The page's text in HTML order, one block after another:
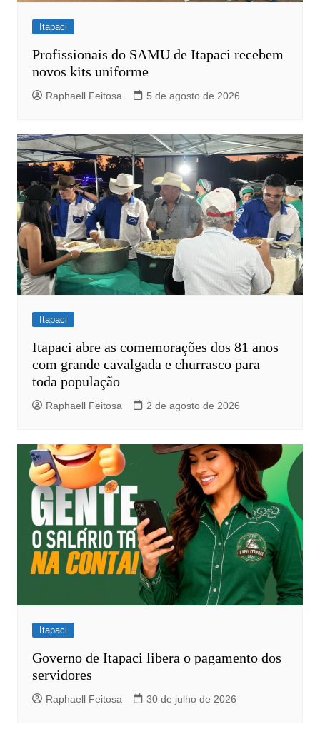
Itapaci
Profissionais do SAMU de Itapaci recebem
novos kits uniforme
Raphaell Feitosa 5 de agosto de 2026
Itapaci
Itapaci abre as comemorações dos 81 anos
com grande cavalgada e churrasco para
toda população
Raphaell Feitosa 2 de agosto de 2026
Itapaci
Governo de Itapaci libera o pagamento dos
servidores
Raphaell Feitosa 30 de julho de 2026